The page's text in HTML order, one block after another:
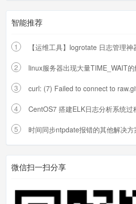
没有发生变化，变化的是元信
息。
的日志输出到空的文件里。实
但是在操作的这段时间内可能会
参考资料
http://www.lightxue.com/
智能推荐
1 【运维工具】logrotate 日志管理神
2 linux服务器出现大量TIME_WAIT
3 curl: (7) Failed to connect to
4 CentOS7 搭建ELK日志分析系统过
5 时间同步ntpdate报错的其他解决方
微信扫一扫分享